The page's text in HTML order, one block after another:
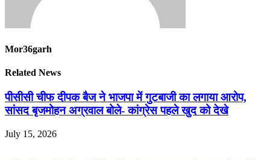
Mor36garh
Related News
पीसीसी चीफ दीपक बैज ने भाजपा में गुटबाजी का लगाया आरोप,
सांसद बृजमोहन अग्रवाल बोले- कांग्रेस पहले खुद को देखे
July 15, 2026